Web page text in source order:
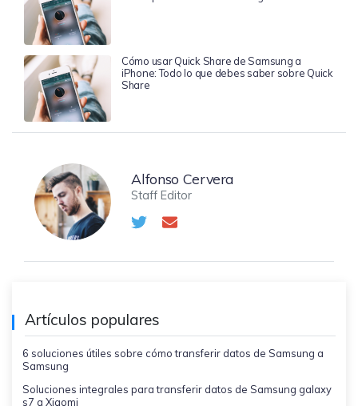
Cómo usar Quick Share de Samsung a
iPhone: Todo lo que debes saber sobre Quick
Share
Alfonso Cervera
Staff Editor
Artículos populares
6 soluciones útiles sobre cómo transferir datos de Samsung a
Samsung
Soluciones integrales para transferir datos de Samsung galaxy
s7 a Xiaomi